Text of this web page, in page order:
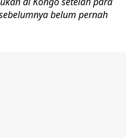
belum pernah